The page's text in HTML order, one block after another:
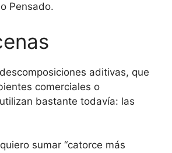
Pensado.
aditivas, que
comerciales o
bastante todavía: las
sumar “catorce más